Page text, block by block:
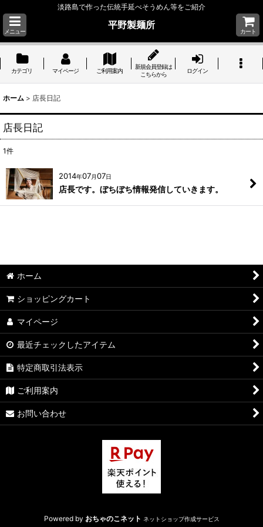
淡路島で作った伝統手延べそうめん等をご紹介
メニュー
平野製麺所
カート
カテゴリ マイページ ご利用案内
新規会員登録は
こちらから
ログイン
ホーム > 店長日記
店長日記
1件
2014年07月07日
店長です。ぼちぼち情報発信していきます。
ホーム
ショッピングカート
マイページ
最近チェックしたアイテム
特定商取引法表示
ご利用案内
お問い合わせ
Powered by おちゃのこネット ネットショップ作成サービス